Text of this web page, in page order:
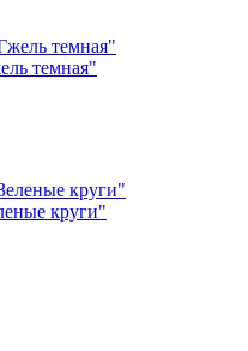
темная"
круги"